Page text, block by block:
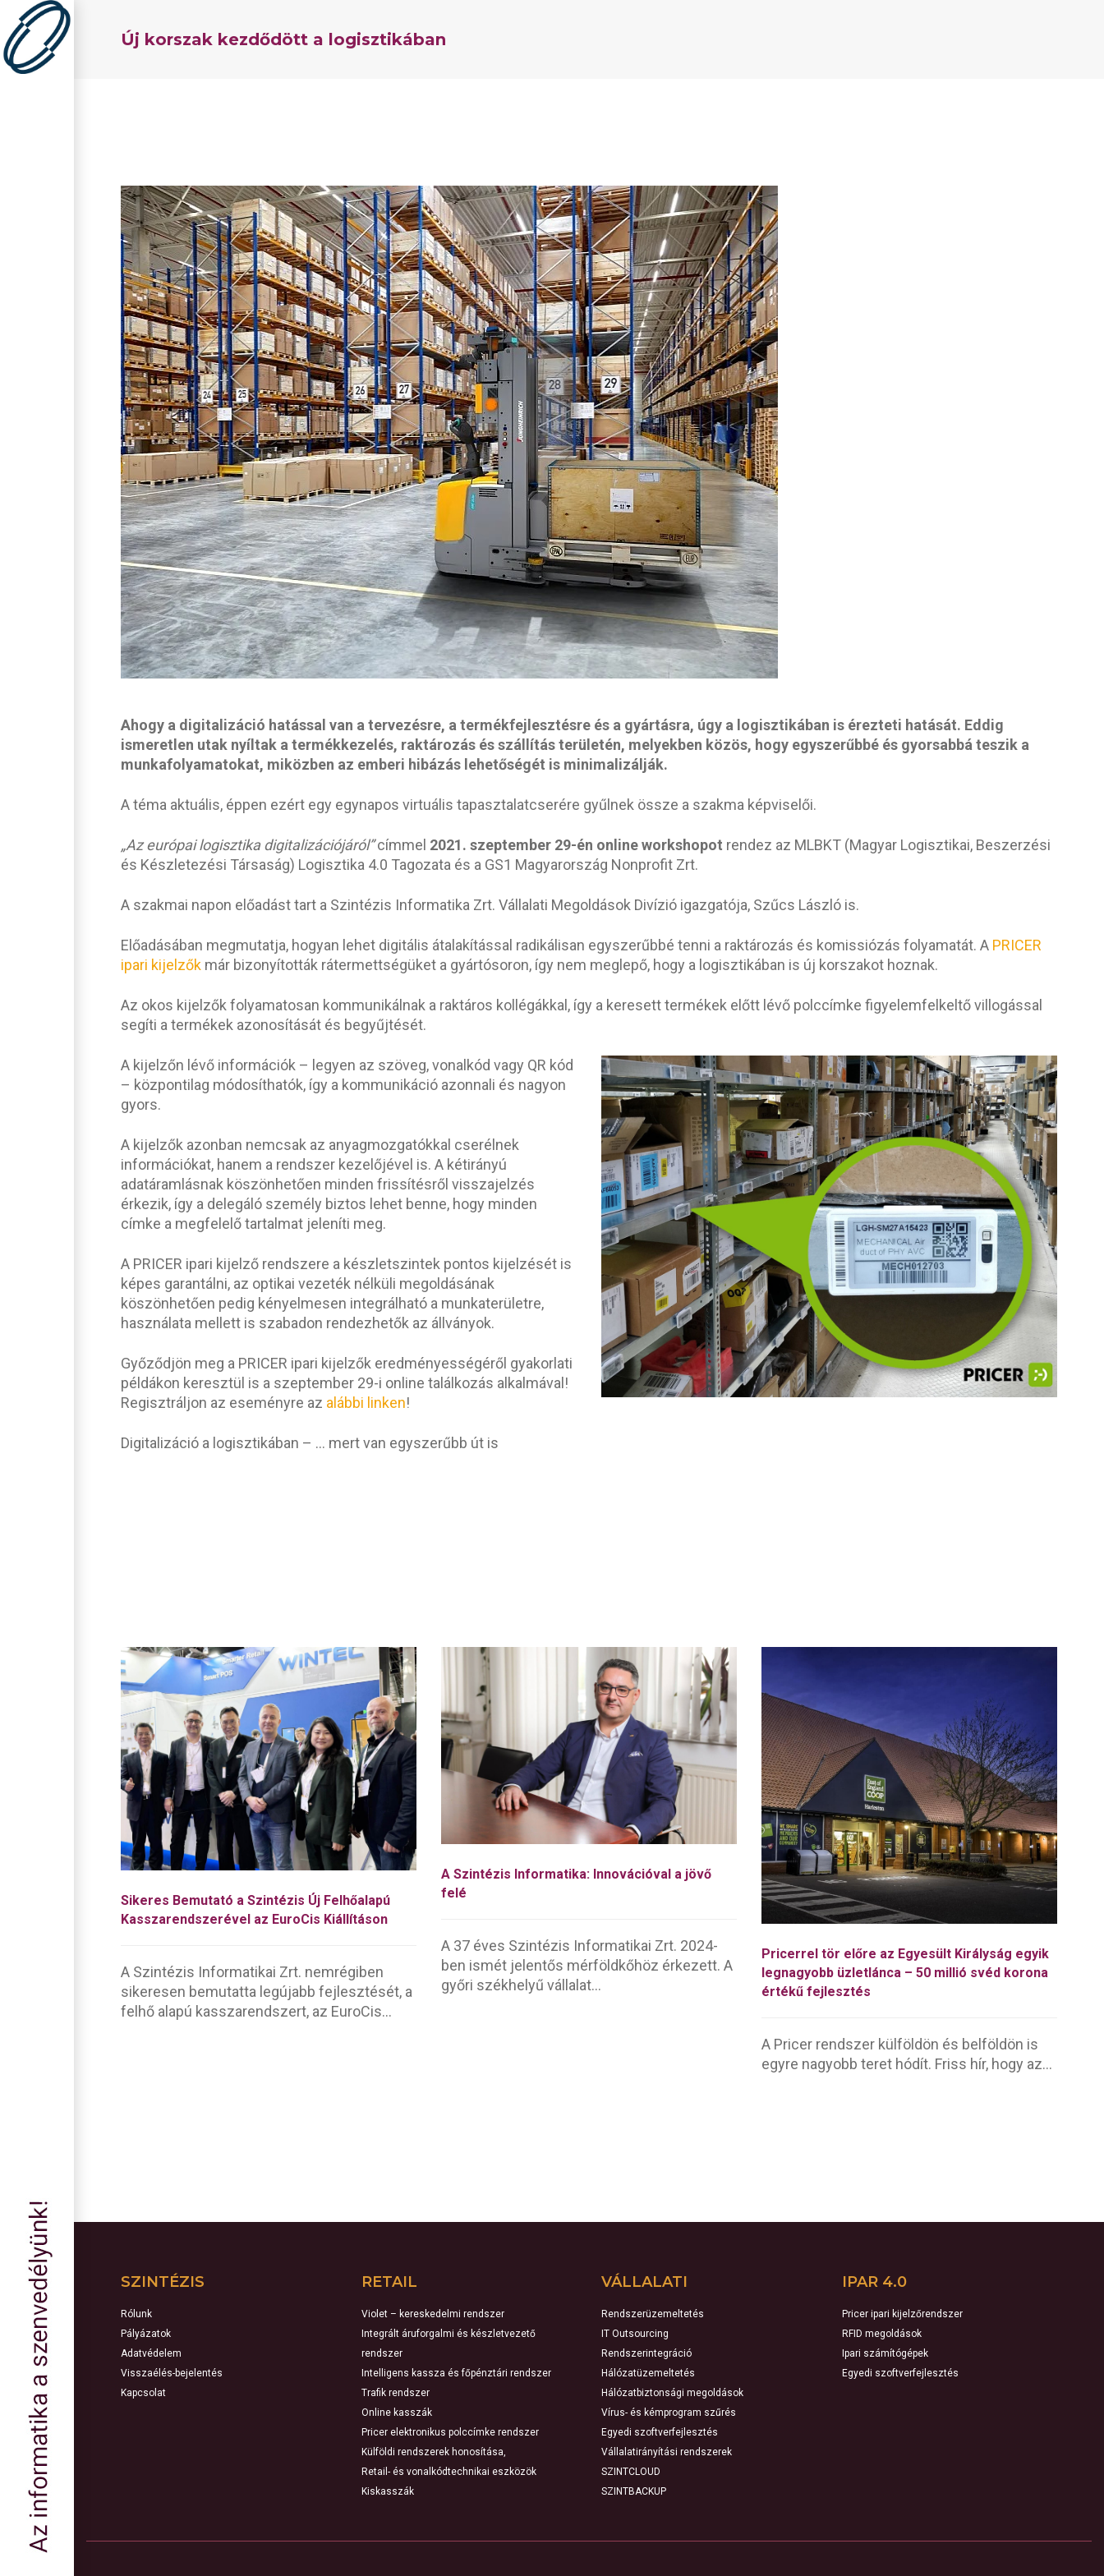
Új korszak kezdődött a logisztikában
Ahogy a digitalizáció hatással van a tervezésre, a termékfejlesztésre és a gyártásra, úgy a logisztikában is érezteti hatását. Eddig
ismeretlen utak nyíltak a termékkezelés, raktározás és szállítás területén, melyekben közös, hogy egyszerűbbé és gyorsabbá teszik a
munkafolyamatokat, miközben az emberi hibázás lehetőségét is minimalizálják.
A téma aktuális, éppen ezért egy egynapos virtuális tapasztalatcserére gyűlnek össze a szakma képviselői.
„Az európai logisztika digitalizációjáról”címmel 2021. szeptember 29-én online workshopot rendez az MLBKT (Magyar Logisztikai, Beszerzési
és Készletezési Társaság) Logisztika 4.0 Tagozata és a GS1 Magyarország Nonprofit Zrt.
A szakmai napon előadást tart a Szintézis Informatika Zrt. Vállalati Megoldások Divízió igazgatója, Szűcs László is.
Előadásában megmutatja, hogyan lehet digitális átalakítással radikálisan egyszerűbbé tenni a raktározás és komissiózás folyamatát. A PRICER
ipari kijelzők már bizonyították rátermettségüket a gyártósoron, így nem meglepő, hogy a logisztikában is új korszakot hoznak.
Az okos kijelzők folyamatosan kommunikálnak a raktáros kollégákkal, így a keresett termékek előtt lévő polccímke figyelemfelkeltő villogással
segíti a termékek azonosítását és begyűjtését.
A kijelzőn lévő információk – legyen az szöveg, vonalkód vagy QR kód
– központilag módosíthatók, így a kommunikáció azonnali és nagyon
gyors.
A kijelzők azonban nemcsak az anyagmozgatókkal cserélnek
információkat, hanem a rendszer kezelőjével is. A kétirányú
adatáramlásnak köszönhetően minden frissítésről visszajelzés
érkezik, így a delegáló személy biztos lehet benne, hogy minden
címke a megfelelő tartalmat jeleníti meg.
A PRICER ipari kijelző rendszere a készletszintek pontos kijelzését is
képes garantálni, az optikai vezeték nélküli megoldásának
köszönhetően pedig kényelmesen integrálható a munkaterületre,
használata mellett is szabadon rendezhetők az állványok.
Győződjön meg a PRICER ipari kijelzők eredményességéről gyakorlati
példákon keresztül is a szeptember 29-i online találkozás alkalmával!
Regisztráljon az eseményre az alábbi linken!
Digitalizáció a logisztikában – … mert van egyszerűbb út is
Sikeres Bemutató a Szintézis Új Felhőalapú
Kasszarendszerével az EuroCis Kiállításon
A Szintézis Informatikai Zrt. nemrégiben
sikeresen bemutatta legújabb fejlesztését, a
felhő alapú kasszarendszert, az EuroCis...
A Szintézis Informatika: Innovációval a jövő
felé
A 37 éves Szintézis Informatikai Zrt. 2024-
ben ismét jelentős mérföldkőhöz érkezett. A
győri székhelyű vállalat...
Pricerrel tör előre az Egyesült Királyság egyik
legnagyobb üzletlánca – 50 millió svéd korona
értékű fejlesztés
A Pricer rendszer külföldön és belföldön is
egyre nagyobb teret hódít. Friss hír, hogy az...
SZINTÉZIS
Rólunk
Pályázatok
Adatvédelem
Visszaélés-bejelentés
Kapcsolat
RETAIL
Violet – kereskedelmi rendszer
Integrált áruforgalmi és készletvezető
rendszer
Intelligens kassza és főpénztári rendszer
Trafik rendszer
Online kasszák
Pricer elektronikus polccímke rendszer
Külföldi rendszerek honosítása,
Retail- és vonalkódtechnikai eszközök
Kiskasszák
VÁLLALATI
Rendszerüzemeltetés
IT Outsourcing
Rendszerintegráció
Hálózatüzemeltetés
Hálózatbiztonsági megoldások
Vírus- és kémprogram szűrés
Egyedi szoftverfejlesztés
Vállalatirányítási rendszerek
SZINTCLOUD
SZINTBACKUP
IPAR 4.0
Pricer ipari kijelzőrendszer
RFID megoldások
Ipari számítógépek
Egyedi szoftverfejlesztés